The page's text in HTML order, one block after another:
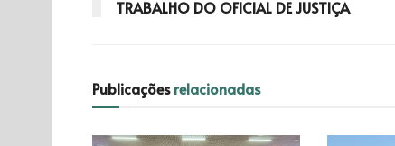
TRABALHO DO OFICIAL DE JUSTIÇA
Publicaçõesrelacionadas